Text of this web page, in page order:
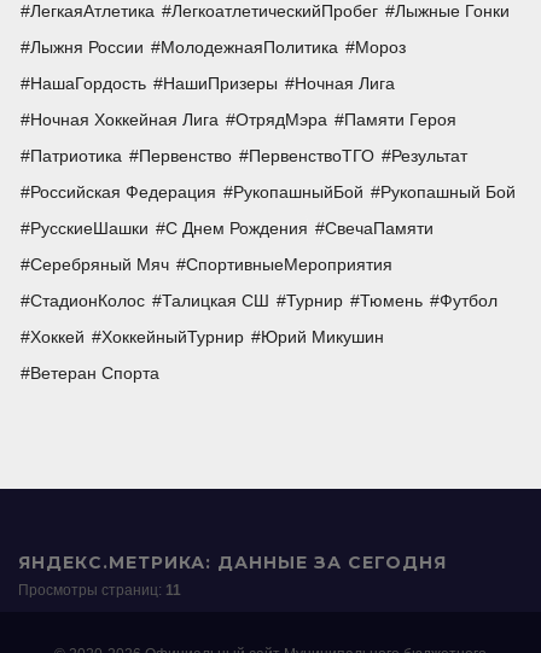
ЛегкаяАтлетика
ЛегкоатлетическийПробег
Лыжные Гонки
Лыжня России
МолодежнаяПолитика
Мороз
НашаГордость
НашиПризеры
Ночная Лига
Ночная Хоккейная Лига
ОтрядМэра
Памяти Героя
Патриотика
Первенство ПервенствоТГО
Результат
Российская Федерация
РукопашныйБой
Рукопашный Бой
РусскиеШашки
С Днем Рождения
СвечаПамяти
Серебряный Мяч
СпортивныеМероприятия
СтадионКолос
Талицкая СШ Турнир Тюмень
Футбол
Хоккей
ХоккейныйТурнир
Юрий Микушин
Ветеран Спорта
ЯНДЕКС.МЕТРИКА: ДАННЫЕ ЗА СЕГОДНЯ
Просмотры страниц: 11